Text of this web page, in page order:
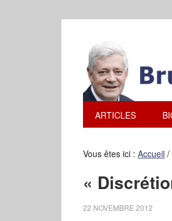
ARTICLES
Vous êtes ici : Accueil /
«
22 NOVEMBRE 2012